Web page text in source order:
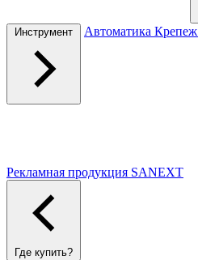
Инструмент Автоматика Крепеж
Рекламная продукция SANEXT
Где купить?